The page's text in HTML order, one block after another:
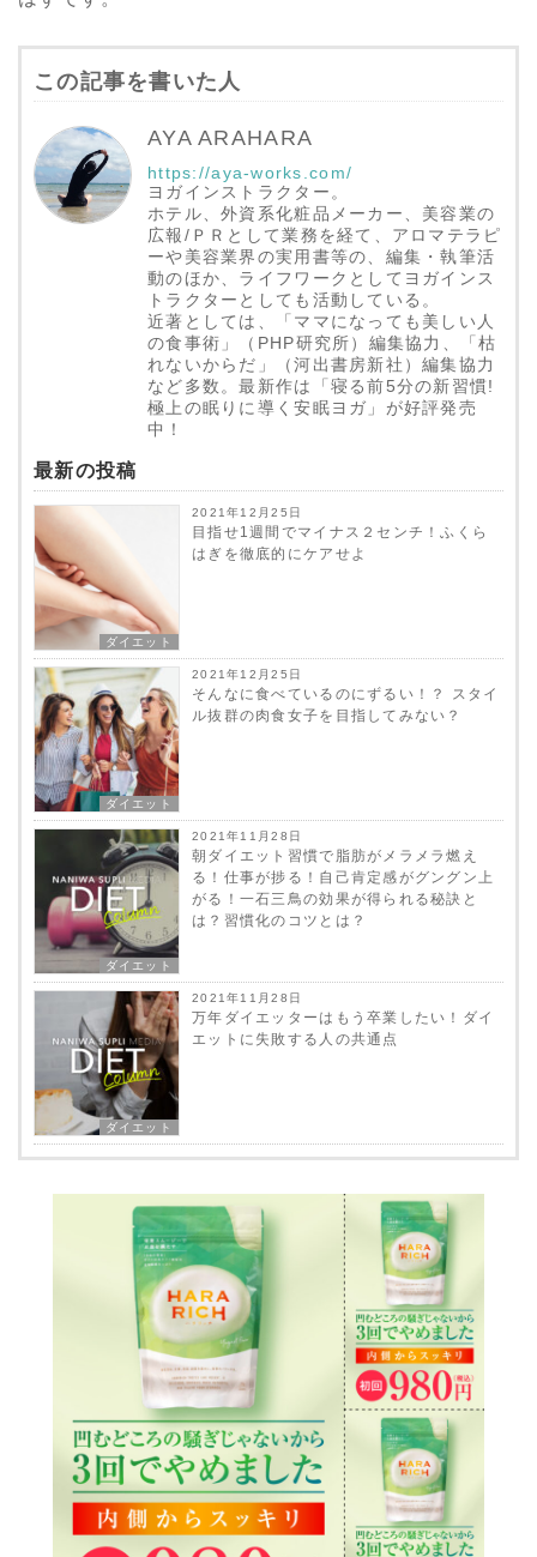
この記事を書いた人
AYA ARAHARA
https://aya-works.com/
ヨガインストラクター。
ホテル、外資系化粧品メーカー、美容業の
広報/ＰＲとして業務を経て、アロマテラピ
ーや美容業界の実用書等の、編集・執筆活
動のほか、ライフワークとしてヨガインス
トラクターとしても活動している。
近著としては、「ママになっても美しい人
の食事術」（PHP研究所）編集協力、「枯
れないからだ」（河出書房新社）編集協力
など多数。最新作は「寝る前5分の新習慣!
極上の眠りに導く安眠ヨガ」が好評発売
中！
最新の投稿
ダイエット
2021年12月25日
目指せ1週間でマイナス２センチ！ふくら
はぎを徹底的にケアせよ
ダイエット
2021年12月25日
そんなに食べているのにずるい！？ スタイ
ル抜群の肉食女子を目指してみない？
ダイエット
2021年11月28日
朝ダイエット習慣で脂肪がメラメラ燃え
る！仕事が捗る！自己肯定感がグングン上
がる！一石三鳥の効果が得られる秘訣と
は？習慣化のコツとは？
ダイエット
2021年11月28日
万年ダイエッターはもう卒業したい！ダイ
エットに失敗する人の共通点